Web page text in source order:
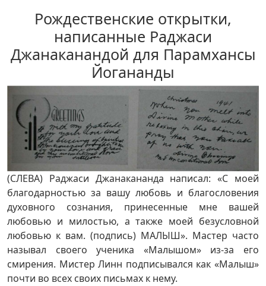
Рождественские открытки,
написанные Раджаси
Джанаканандой для Парамхансы
Йогананды
(СЛЕВА) Раджаси Джанакананда написал: «С моей
благодарностью за вашу любовь и благословения
духовного сознания, принесенные мне вашей
любовью и милостью, а также моей безусловной
любовью к вам. (подпись) МАЛЫШ». Мастер часто
называл своего ученика «Малышом» из-за его
смирения. Мистер Линн подписывался как «Малыш»
почти во всех своих письмах к нему.